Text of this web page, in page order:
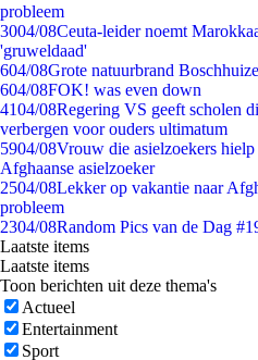
probleem
3004/08Ceuta-leider noemt
'gruweldaad'
604/08Grote natuurbrand
604/08FOK! was even down
4104/08Regering VS geeft scholen
verbergen voor ouders ultimatum
5904/08Vrouw die asielzoekers
Afghaanse asielzoeker
2504/08Lekker op vakantie naar
probleem
2304/08Random Pics van de Dag
Laatste items
Laatste items
Toon berichten uit deze thema's
Actueel
Entertainment
Sport